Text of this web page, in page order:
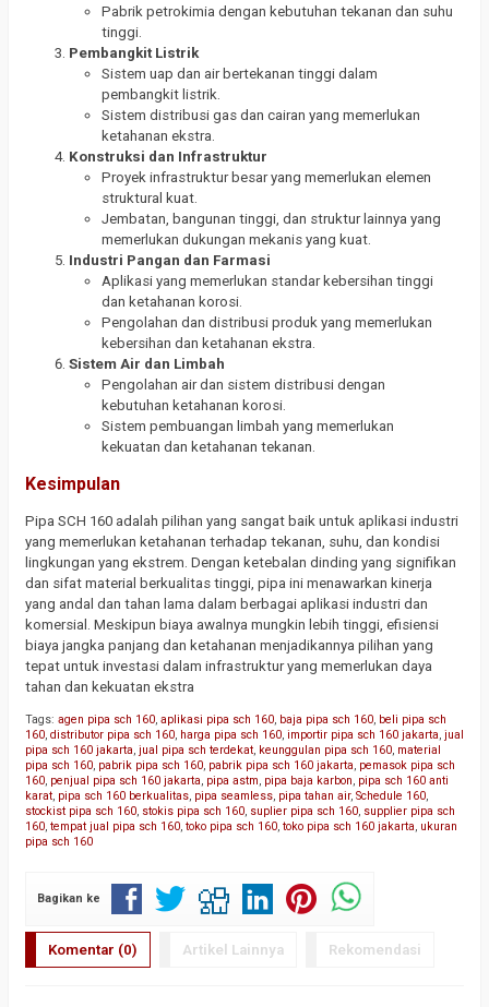
Pabrik petrokimia dengan kebutuhan tekanan dan suhu
tinggi.
Pembangkit Listrik
Sistem uap dan air bertekanan tinggi dalam
pembangkit listrik.
Sistem distribusi gas dan cairan yang memerlukan
ketahanan ekstra.
Konstruksi dan Infrastruktur
Proyek infrastruktur besar yang memerlukan elemen
struktural kuat.
Jembatan, bangunan tinggi, dan struktur lainnya yang
memerlukan dukungan mekanis yang kuat.
Industri Pangan dan Farmasi
Aplikasi yang memerlukan standar kebersihan tinggi
dan ketahanan korosi.
Pengolahan dan distribusi produk yang memerlukan
kebersihan dan ketahanan ekstra.
Sistem Air dan Limbah
Pengolahan air dan sistem distribusi dengan
kebutuhan ketahanan korosi.
Sistem pembuangan limbah yang memerlukan
kekuatan dan ketahanan tekanan.
Kesimpulan
Pipa SCH 160 adalah pilihan yang sangat baik untuk aplikasi industri
yang memerlukan ketahanan terhadap tekanan, suhu, dan kondisi
lingkungan yang ekstrem. Dengan ketebalan dinding yang signifikan
dan sifat material berkualitas tinggi, pipa ini menawarkan kinerja
yang andal dan tahan lama dalam berbagai aplikasi industri dan
komersial. Meskipun biaya awalnya mungkin lebih tinggi, efisiensi
biaya jangka panjang dan ketahanan menjadikannya pilihan yang
tepat untuk investasi dalam infrastruktur yang memerlukan daya
tahan dan kekuatan ekstra
Tags: agen pipa sch 160, aplikasi pipa sch 160, baja pipa sch 160, beli pipa sch
160, distributor pipa sch 160, harga pipa sch 160, importir pipa sch 160 jakarta, jual
pipa sch 160 jakarta, jual pipa sch terdekat, keunggulan pipa sch 160, material
pipa sch 160, pabrik pipa sch 160, pabrik pipa sch 160 jakarta, pemasok pipa sch
160, penjual pipa sch 160 jakarta, pipa astm, pipa baja karbon, pipa sch 160 anti
karat, pipa sch 160 berkualitas, pipa seamless, pipa tahan air, Schedule 160,
stockist pipa sch 160, stokis pipa sch 160, suplier pipa sch 160, supplier pipa sch
160, tempat jual pipa sch 160, toko pipa sch 160, toko pipa sch 160 jakarta, ukuran
pipa sch 160
Bagikan ke
Komentar (0) Artikel Lainnya Rekomendasi